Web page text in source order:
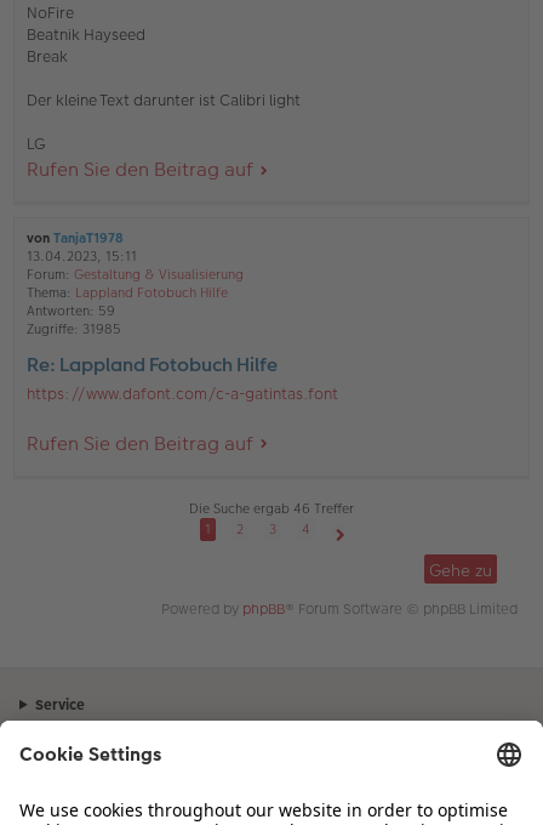
NoFire
Beatnik Hayseed
Break
Der kleine Text darunter ist Calibri light
LG
Rufen Sie den Beitrag auf
von TanjaT1978
13.04.2023, 15:11
Forum: Gestaltung & Visualisierung
Thema: Lappland Fotobuch Hilfe
Antworten: 59
Zugriffe: 31985
Re: Lappland Fotobuch Hilfe
https://www.dafont.com/c-a-gatintas.font
Rufen Sie den Beitrag auf
Die Suche ergab 46 Treffer
1
2 3
4
Gehe zu
Powered by phpBB® Forum Software © phpBB Limited
Service